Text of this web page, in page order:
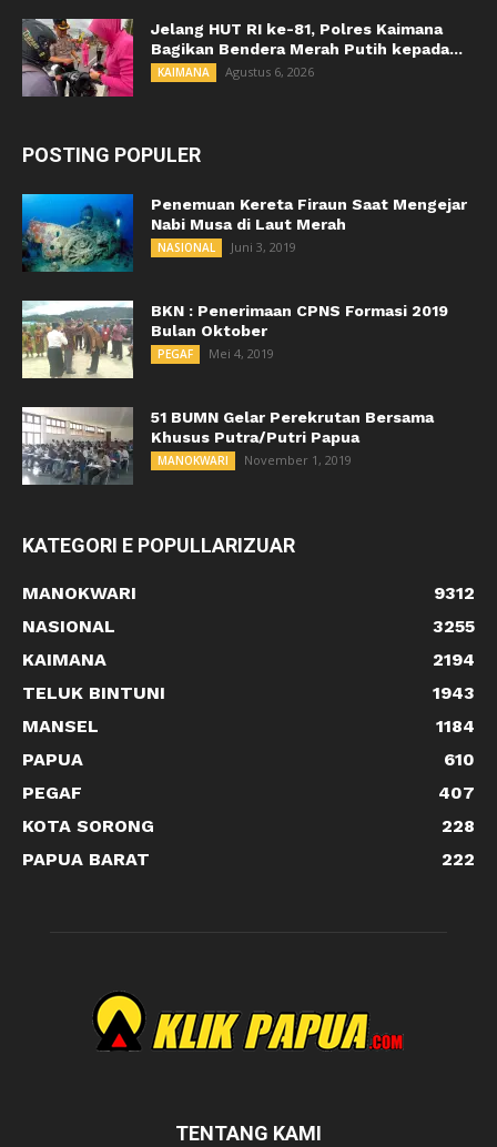
Jelang HUT RI ke-81, Polres Kaimana
Bagikan Bendera Merah Putih kepada...
KAIMANA Agustus 6, 2026
POSTING POPULER
Penemuan Kereta Firaun Saat Mengejar
Nabi Musa di Laut Merah
NASIONAL Juni 3, 2019
BKN : Penerimaan CPNS Formasi 2019
Bulan Oktober
PEGAF Mei 4, 2019
51 BUMN Gelar Perekrutan Bersama
Khusus Putra/Putri Papua
MANOKWARI November 1, 2019
KATEGORI E POPULLARIZUAR
MANOKWARI
9312
NASIONAL
3255
KAIMANA
2194
TELUK BINTUNI
1943
MANSEL
1184
PAPUA
610
PEGAF
407
KOTA SORONG
228
PAPUA BARAT
222
TENTANG KAMI